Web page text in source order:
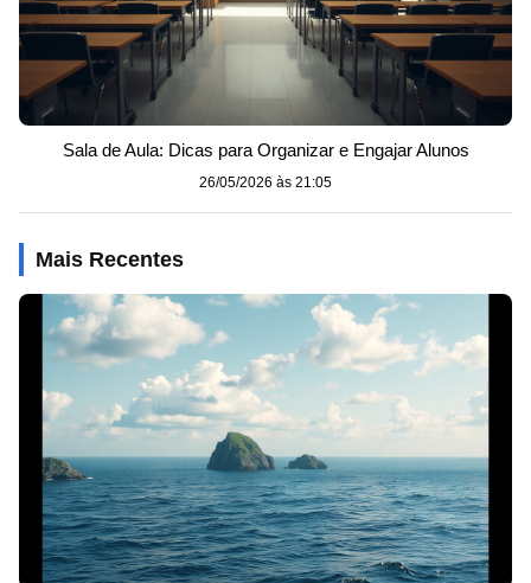
Sala de Aula: Dicas para Organizar e Engajar Alunos
26/05/2026 às 21:05
Mais Recentes